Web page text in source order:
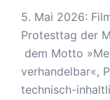
5. Mai 2026:
Protesttag der
dem Motto
verhandelbar«,
technisch-